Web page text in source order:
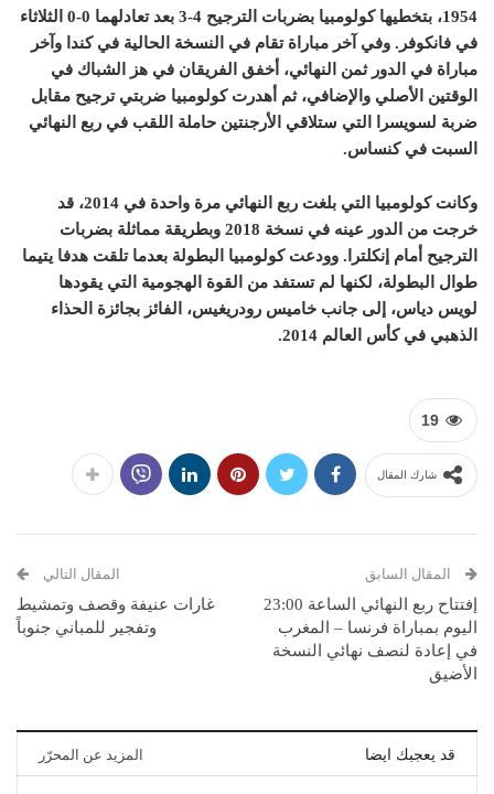
1954، بتخطيها كولومبيا بضربات الترجيح 4-3 بعد تعادلهما 0-0 الثلاثاء
في فانكوفر. وفي آخر مباراة تقام في النسخة الحالية في كندا وآخر
مباراة في الدور ثمن النهائي، أخفق الفريقان في هز الشباك في
الوقتين الأصلي والإضافي، ثم أهدرت كولومبيا ضربتي ترجيح مقابل
ضربة لسويسرا التي ستلاقي الأرجنتين حاملة اللقب في ربع النهائي
السبت في كنساس.
وكانت كولومبيا التي بلغت ربع النهائي مرة واحدة في 2014، قد
خرجت من الدور عينه في نسخة 2018 وبطريقة مماثلة بضربات
الترجيح أمام إنكلترا. وودعت كولومبيا البطولة بعدما تلقت هدفا يتيما
طوال البطولة، لكنها لم تستفد من القوة الهجومية التي يقودها
لويس دياس، إلى جانب خاميس رودريغيس، الفائز بجائزة الحذاء
الذهبي في كأس العالم 2014.
19
شارك المقال
المقال السابق
إفتتاح ربع النهائي الساعة 23:00
اليوم بمباراة فرنسا – المغرب
في إعادة لنصف نهائي النسخة
الأضيق
المقال التالي
غارات عنيفة وقصف وتمشيط
وتفجير للمباني جنوباً
قد يعجبك ايضا المزيد عن المحرّر